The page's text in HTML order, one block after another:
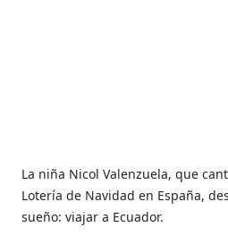
La niña Nicol Valenzuela, que
Lotería de Navidad en España,
sueño: viajar a Ecuador.